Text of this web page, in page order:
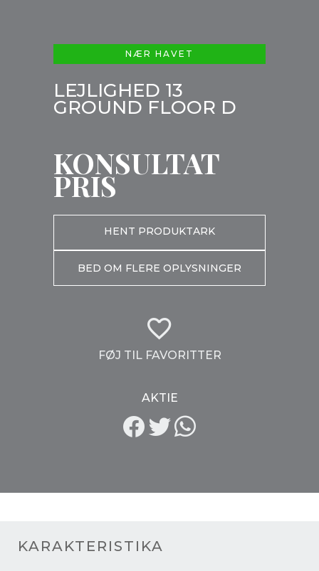
KARAKTERISTIKA
NÆR HAVET
LEJLIGHED 13
GROUND FLOOR D
KONSULTAT
PRIS
HENT PRODUKTARK
BED OM FLERE OPLYSNINGER
FØJ TIL FAVORITTER
AKTIE